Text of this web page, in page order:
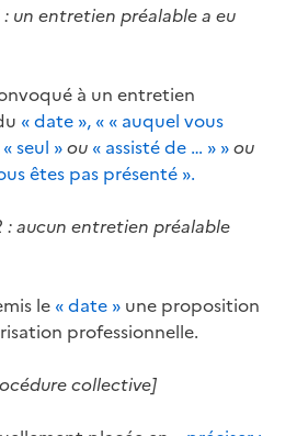
un entretien préalable a eu
à un entretien
« date », « « auquel vous
seul »ou « assisté de … » »ou
êtes pas présenté ».
aucun entretien préalable
le « date » une proposition
professionnelle.
collective]